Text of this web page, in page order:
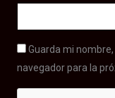
Guarda mi
navegador para la